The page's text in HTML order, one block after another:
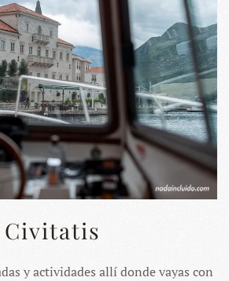
Civitatis
y actividades allí donde vayas con